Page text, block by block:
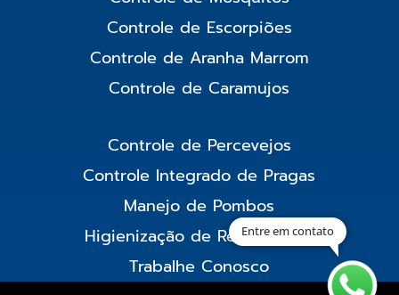
Controle de Escorpiões
Controle de Aranha Marrom
Controle de Caramujos
Controle de Percevejos
Controle Integrado de Pragas
Manejo de Pombos
Higienização de Reservatório
Trabalhe Conosco
Entre em contato